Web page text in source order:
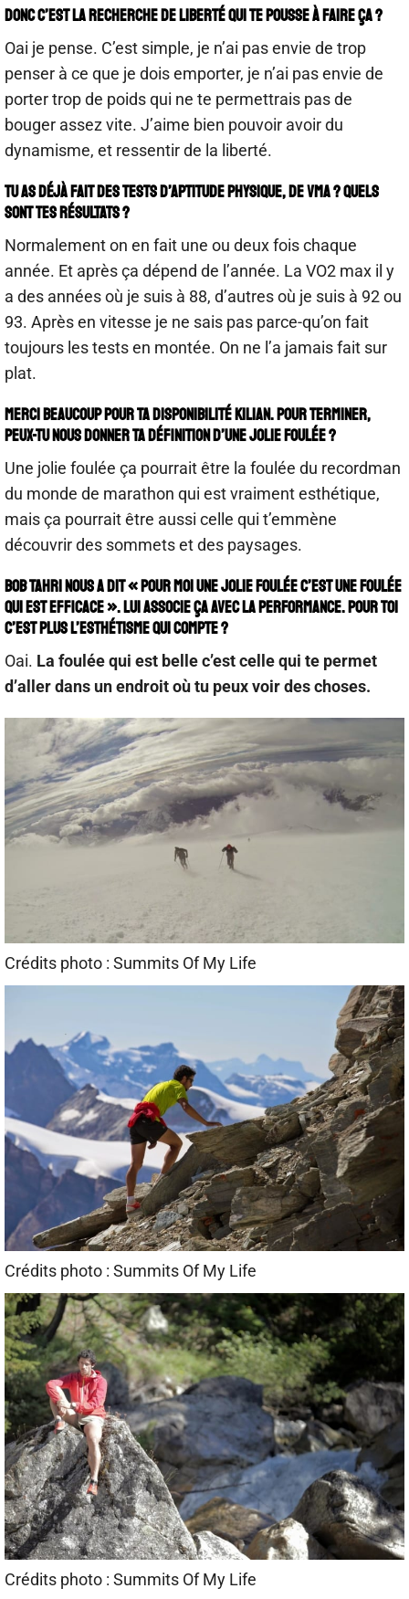
Donc c’est la recherche de liberté qui te pousse à faire ça ?
Oai je pense. C’est simple, je n’ai pas envie de trop
penser à ce que je dois emporter, je n’ai pas envie de
porter trop de poids qui ne te permettrais pas de
bouger assez vite. J’aime bien pouvoir avoir du
dynamisme, et ressentir de la liberté.
Tu as déjà fait des tests d’aptitude physique, de VMA ? Quels
sont tes résultats ?
Normalement on en fait une ou deux fois chaque
année. Et après ça dépend de l’année. La VO2 max il y
a des années où je suis à 88, d’autres où je suis à 92 ou
93. Après en vitesse je ne sais pas parce-qu’on fait
toujours les tests en montée. On ne l’a jamais fait sur
plat.
Merci beaucoup pour ta disponibilité Kilian. Pour terminer,
peux-tu nous donner ta définition d’une jolie foulée ?
Une jolie foulée ça pourrait être la foulée du recordman
du monde de marathon qui est vraiment esthétique,
mais ça pourrait être aussi celle qui t’emmène
découvrir des sommets et des paysages.
Bob Tahri nous a dit « pour moi une jolie foulée c’est une foulée
qui est efficace ». Lui associe ça avec la performance. Pour toi
c’est plus l’esthétisme qui compte ?
Oai. La foulée qui est belle c’est celle qui te permet
d’aller dans un endroit où tu peux voir des choses.
Crédits photo : Summits Of My Life
Crédits photo : Summits Of My Life
Crédits photo : Summits Of My Life